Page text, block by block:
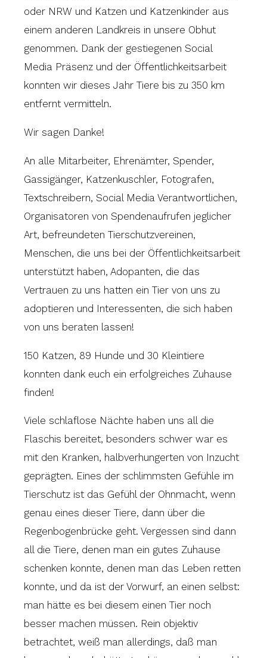
oder NRW und Katzen und Katzenkinder aus
einem anderen Landkreis in unsere Obhut
genommen. Dank der gestiegenen Social
Media Präsenz und der Öffentlichkeitsarbeit
konnten wir dieses Jahr Tiere bis zu 350 km
entfernt vermitteln.
Wir sagen Danke!
An alle Mitarbeiter, Ehrenämter, Spender,
Gassigänger, Katzenkuschler, Fotografen,
Textschreibern, Social Media Verantwortlichen,
Organisatoren von Spendenaufrufen jeglicher
Art, befreundeten Tierschutzvereinen,
Menschen, die uns bei der Öffentlichkeitsarbeit
unterstützt haben, Adopanten, die das
Vertrauen zu uns hatten ein Tier von uns zu
adoptieren und Interessenten, die sich haben
von uns beraten lassen!
150 Katzen, 89 Hunde und 30 Kleintiere
konnten dank euch ein erfolgreiches Zuhause
finden!
Viele schlaflose Nächte haben uns all die
Flaschis bereitet, besonders schwer war es
mit den Kranken, halbverhungerten von Inzucht
geprägten. Eines der schlimmsten Gefühle im
Tierschutz ist das Gefühl der Ohnmacht, wenn
genau eines dieser Tiere, dann über die
Regenbogenbrücke geht. Vergessen sind dann
all die Tiere, denen man ein gutes Zuhause
schenken konnte, denen man das Leben retten
konnte, und da ist der Vorwurf, an einen selbst:
man hätte es bei diesem einen Tier noch
besser machen müssen. Rein objektiv
betrachtet, weiß man allerdings, daß man